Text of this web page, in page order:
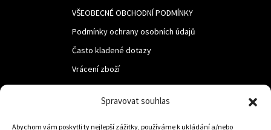
Spravovat souhlas
Abychom vám poskytli ty nejlepší zážitky, používáme k ukládání a/nebo
VŠEOBECNÉ OBCHODNÍ PODMÍNKY
Podmínky ochrany osobních údajů
Často kladené dotazy
Vrácení zboží
LUF s.r.o.
Nám. M.R.Štefanika 518,